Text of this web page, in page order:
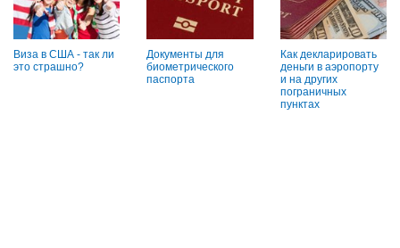
Виза в США - так ли
это страшно?
Документы для
биометрического
паспорта
Как декларировать
деньги в аэропорту
и на других
пограничных
пунктах